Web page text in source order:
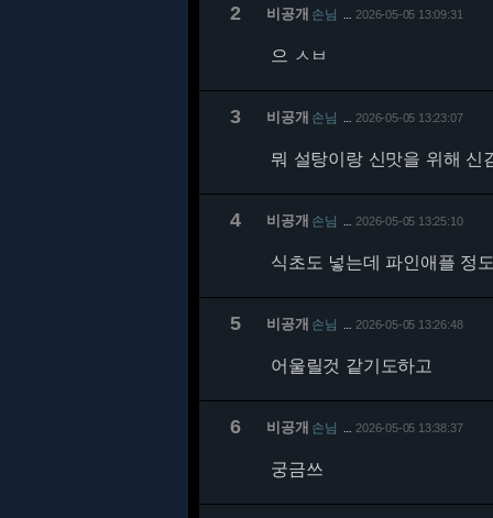
2 비공개 손님 2026-05-05 13:09:31
으 ㅅㅂ
3 비공개 손님 2026-05-05 13:23:07
뭐 설탕이랑 신맛을 위해 신
4 비공개 손님 2026-05-05 13:25:10
식초도 넣는데 파인애플 정
5 비공개 손님 2026-05-05 13:26:48
어울릴것 같기도하고
6 비공개 손님 2026-05-05 13:38:37
궁금쓰